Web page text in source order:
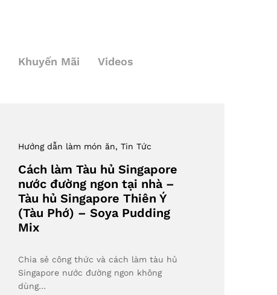
Khuyến Mãi Videos
Hướng dẫn làm món ăn, Tin Tức
Cách làm Tàu hủ Singapore
nước đường ngon tại nhà –
Tàu hủ Singapore Thiên Ý
(Tàu Phớ) – Soya Pudding
Mix
Chia sẻ công thức và cách làm tàu hủ
Singapore nước đường ngon không
dùng…